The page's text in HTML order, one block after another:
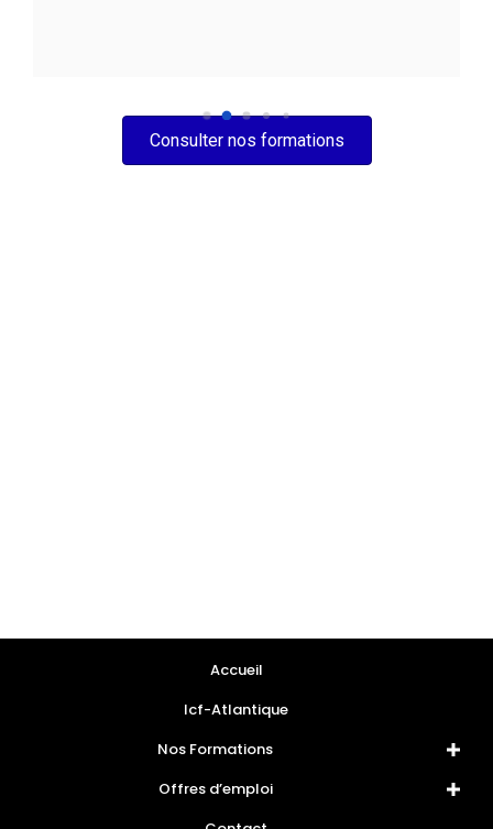
Consulter nos formations
Accueil
Icf-Atlantique
Nos Formations
Offres d’emploi